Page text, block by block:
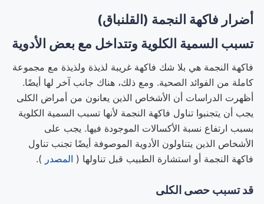
أضرار فاكهة النجمة (القلنباق)
تسبب السمية الكلوية وتتداخل مع بعض الأدوية
فاكهة النجمة هي بلا شك فاكهة غريبة لذيذة ولذيذة مع مجموعة
كاملة من الفوائد الصحية. ومع ذلك، هناك جانب آخر لها أيضًا.
أظهرت الدراسات أن الأشخاص الذين يعانون من أمراض الكلى
يجب أن يتجنبوا تناول فاكهة النجمة لأنها تسبب السمية الكلوية
بسبب ارتفاع نسبة الأكسالات الموجودة فيها. يجب على
الأشخاص الذين يتناولون الأدوية الموصوفة أيضًا تجنب تناول
فاكهة النجمة أو استشارة الطبيب قبل تناولها ( المصدر ).
قد تسبب حصى الكلى